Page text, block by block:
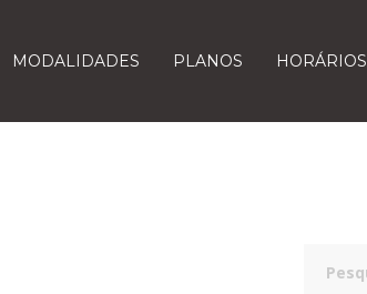
MODALIDADES PLANOS HORÁRIOS
por: